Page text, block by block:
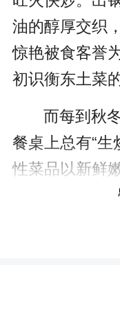
油的醇厚交织
惊艳被食客誉
初识衡东土菜的
而每到秋
餐桌上总有“生
性菜品以新鲜
配黄贡椒，用
的羊肉鲜嫩不